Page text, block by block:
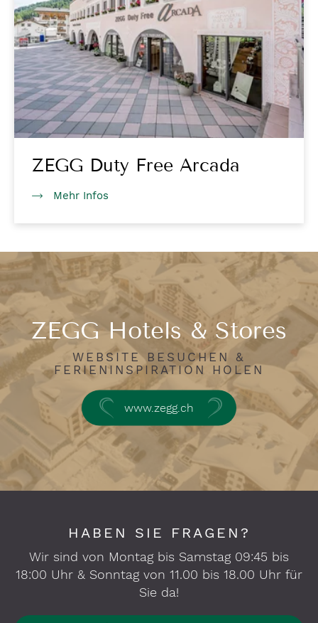
ZEGG Duty Free Arcada
Mehr Infos
ZEGG Hotels & Stores
WEBSITE BESUCHEN &
FERIENINSPIRATION HOLEN
www.zegg.ch
HABEN SIE FRAGEN?
Wir sind von Montag bis Samstag 09:45 bis
18:00 Uhr & Sonntag von 11.00 bis 18.00 Uhr für
Sie da!